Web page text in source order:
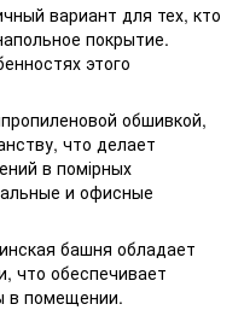
вариант для тех, кто
покрытие.
этого
обшивкой,
что делает
в помірных
и офисные
башня обладает
что обеспечивает
в помещении.